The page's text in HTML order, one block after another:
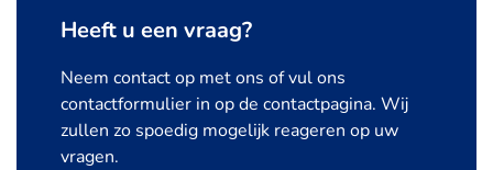
Heeft u een vraag?
Neem contact op met ons of vul ons
contactformulier in op de contactpagina. Wij
zullen zo spoedig mogelijk reageren op uw
vragen.